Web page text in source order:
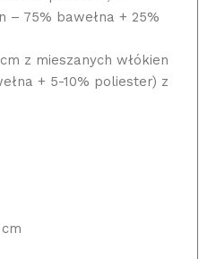
– 75% bawełna + 25%
z mieszanych włókien
+ 5-10% poliester) z